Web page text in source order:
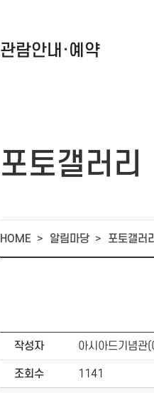
관람안내·예약
포토갤러리
HOME 알림마당 포토갤러
작성자 아시아드기념관
조회수 1141